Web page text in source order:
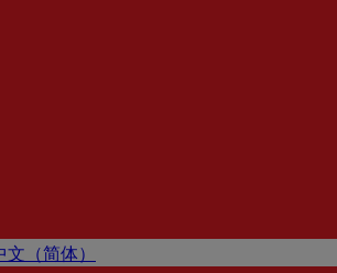
⽂（简体）